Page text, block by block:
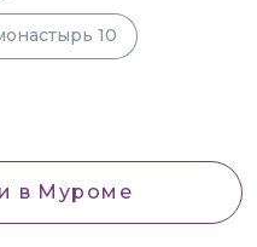
10
в Муроме